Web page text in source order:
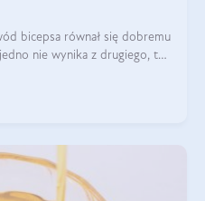
bicepsa równał się dobremu
nie wynika z drugiego, to